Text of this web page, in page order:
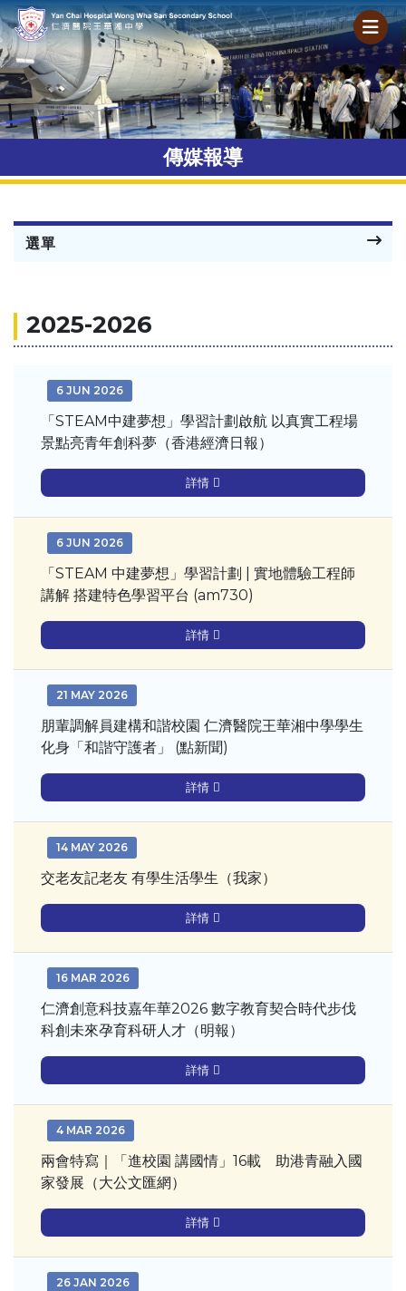
傳媒報導
選單
2025-2026
6 JUN 2026
「STEAM中建夢想」學習計劃啟航 以真實工程場
景點亮青年創科夢（香港經濟日報）
詳情
6 JUN 2026
「STEAM 中建夢想」學習計劃 | 實地體驗工程師
講解 搭建特色學習平台 (am730)
詳情
21 MAY 2026
朋輩調解員建構和諧校園 仁濟醫院王華湘中學學生
化身「和諧守護者」 (點新聞)
詳情
14 MAY 2026
交老友記老友 有學生活學生（我家）
詳情
16 MAR 2026
仁濟創意科技嘉年華2026 數字教育契合時代步伐
科創未來孕育科研人才（明報）
詳情
4 MAR 2026
兩會特寫｜「進校園 講國情」16載 助港青融入國
家發展（大公文匯網）
詳情
26 JAN 2026